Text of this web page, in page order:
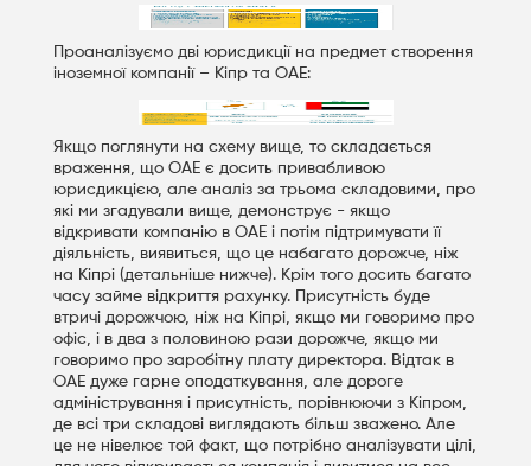
Проаналізуємо дві юрисдикції на предмет створення
іноземної компанії – Кіпр та ОАЕ:
Якщо поглянути на схему вище, то складається
враження, що ОАЕ є досить привабливою
юрисдикцією, але аналіз за трьома складовими, про
які ми згадували вище, демонструє - якщо
відкривати компанію в ОАЕ і потім підтримувати її
діяльність, виявиться, що це набагато дорожче, ніж
на Кіпрі (детальніше нижче). Крім того досить багато
часу займе відкриття рахунку. Присутність буде
втричі дорожчою, ніж на Кіпрі, якщо ми говоримо про
офіс, і в два з половиною рази дорожче, якщо ми
говоримо про заробітну плату директора. Відтак в
ОАЕ дуже гарне оподаткування, але дороге
адміністрування і присутність, порівнюючи з Кіпром,
де всі три складові виглядають більш зважено. Але
це не нівелює той факт, що потрібно аналізувати цілі,